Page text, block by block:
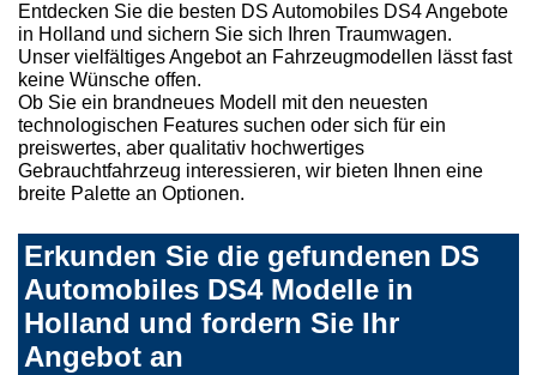
Entdecken Sie die besten DS Automobiles DS4 Angebote
in Holland und sichern Sie sich Ihren Traumwagen.
Unser vielfältiges Angebot an Fahrzeugmodellen lässt fast
keine Wünsche offen.
Ob Sie ein brandneues Modell mit den neuesten
technologischen Features suchen oder sich für ein
preiswertes, aber qualitativ hochwertiges
Gebrauchtfahrzeug interessieren, wir bieten Ihnen eine
breite Palette an Optionen.
Erkunden Sie die gefundenen DS
Automobiles DS4 Modelle in
Holland und fordern Sie Ihr
Angebot an